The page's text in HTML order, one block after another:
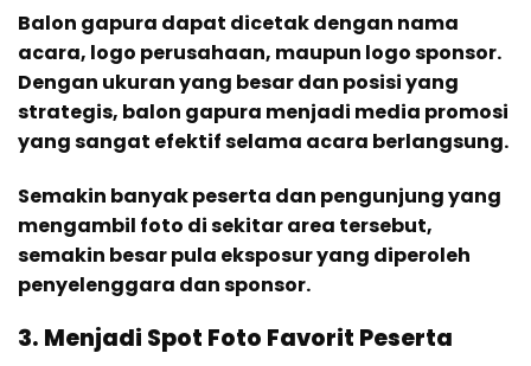
Balon gapura dapat dicetak dengan nama
acara, logo perusahaan, maupun logo sponsor.
Dengan ukuran yang besar dan posisi yang
strategis, balon gapura menjadi media promosi
yang sangat efektif selama acara berlangsung.
Semakin banyak peserta dan pengunjung yang
mengambil foto di sekitar area tersebut,
semakin besar pula eksposur yang diperoleh
penyelenggara dan sponsor.
3. Menjadi Spot Foto Favorit Peserta